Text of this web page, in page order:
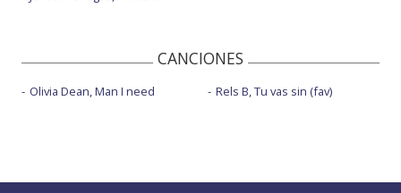
CANCIONES
Olivia Dean, Man I need Rels B, Tu vas sin (fav)